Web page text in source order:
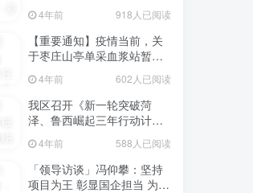
4年前 918人已阅读
【重要通知】疫情当前，关
于枣庄山亭单采血浆站暂停
4年前 602人已阅读
我区召开《新一轮突破菏
泽、鲁西崛起三年行动计划
意见稿）政策分析研判会议
4年前 588人已阅读
「领导访谈」冯仰攀：坚持
项目为王 彰显国企担当 为全